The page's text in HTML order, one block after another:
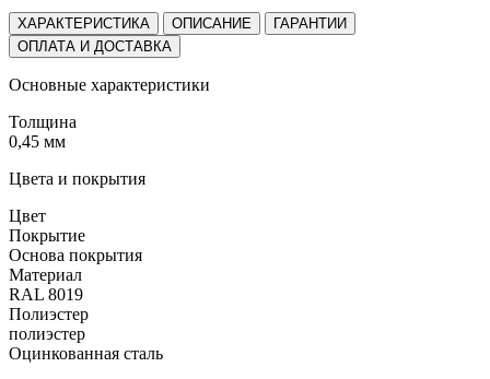
ХАРАКТЕРИСТИКА ОПИСАНИЕ
ГАРАНТИИ
ОПЛАТА И ДОСТАВКА
Основные характеристики
Толщина
0,45 мм
Цвета и покрытия
Цвет
Покрытие
Основа покрытия
Материал
RAL 8019
Полиэстер
полиэстер
Оцинкованная сталь